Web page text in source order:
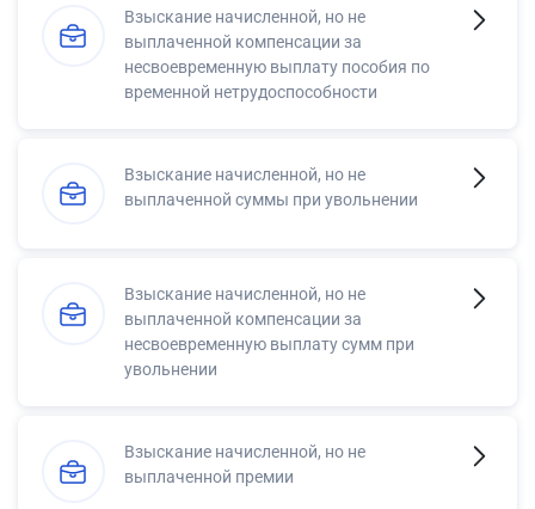
Взыскание начисленной, но не
выплаченной компенсации за
несвоевременную выплату пособия по
временной нетрудоспособности
Взыскание начисленной, но не
выплаченной суммы при увольнении
Взыскание начисленной, но не
выплаченной компенсации за
несвоевременную выплату сумм при
увольнении
Взыскание начисленной, но не
выплаченной премии